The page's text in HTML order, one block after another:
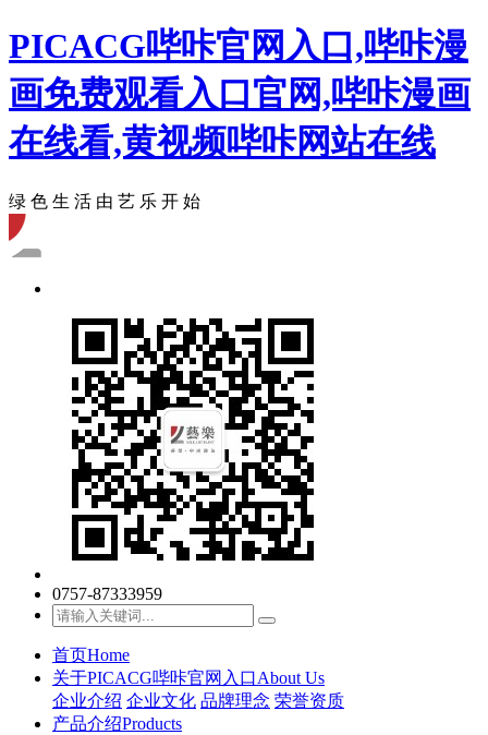
PICACG哔咔官网入口,哔咔漫
画免费观看入口官网,哔咔漫画
在线看,黄视频哔咔网站在线
绿 色 生 活 由 艺 乐 开 始
0757-87333959
首页Home
关于PICACG哔咔官网入口About Us
企业介绍 企业文化 品牌理念 荣誉资质
产品介绍Products